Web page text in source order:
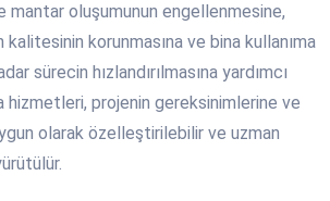
mantar oluşumunun engellenmesine,
kalitesinin korunmasına ve bina kullanıma
sürecin hızlandırılmasına yardımcı
hizmetleri, projenin gereksinimlerine ve
olarak özelleştirilebilir ve uzman